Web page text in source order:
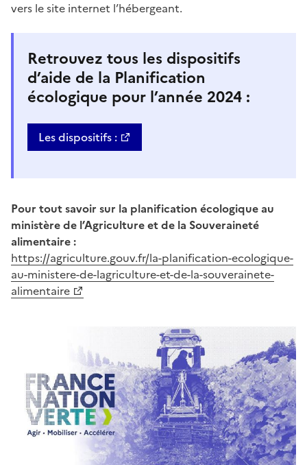
vers le site internet l’hébergeant.
Retrouvez tous les dispositifs
d’aide de la Planification
écologique pour l’année 2024 :
Les dispositifs :
Pour tout savoir sur la planification écologique au
ministère de l’Agriculture et de la Souveraineté
alimentaire :
https://agriculture.gouv.fr/la-planification-ecologique-
au-ministere-de-lagriculture-et-de-la-souverainete-
alimentaire